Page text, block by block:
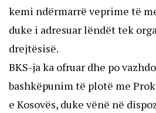
kemi ndërmarrë veprime të
duke i adresuar lëndët tek
drejtësisë.
BKS-ja ka ofruar dhe po
bashkëpunim të plotë me
e Kosovës, duke vënë në